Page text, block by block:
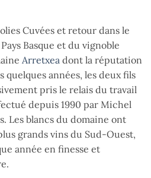
Cuvées et retour dans le
Basque et du vignoble
Arretxea dont la réputation
quelques années, les deux fils
pris le relais du travail
depuis 1990 par Michel
Les blancs du domaine ont
grands vins du Sud-Ouest,
année en finesse et